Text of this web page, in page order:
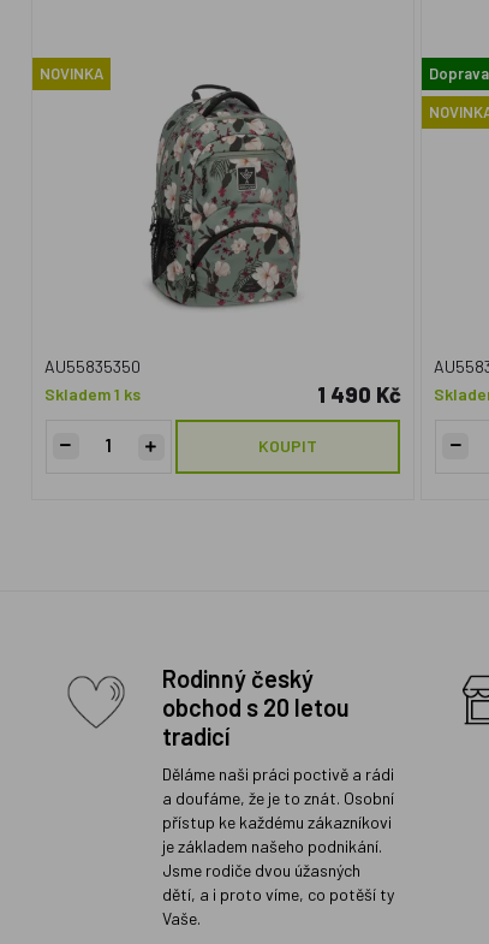
NOVINKA
AU55835350
Skladem 1 ks
1 490 Kč
KOUPIT
Rodinný český
obchod s 20 letou
tradicí
Děláme naši práci poctivě a rádi
a doufáme, že je to znát. Osobní
přístup ke každému zákazníkovi
je základem našeho podnikání.
Jsme rodiče dvou úžasných
dětí, a i proto víme, co potěší ty
Vaše.